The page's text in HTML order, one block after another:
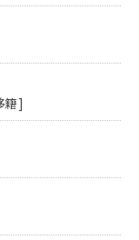
籍 ]